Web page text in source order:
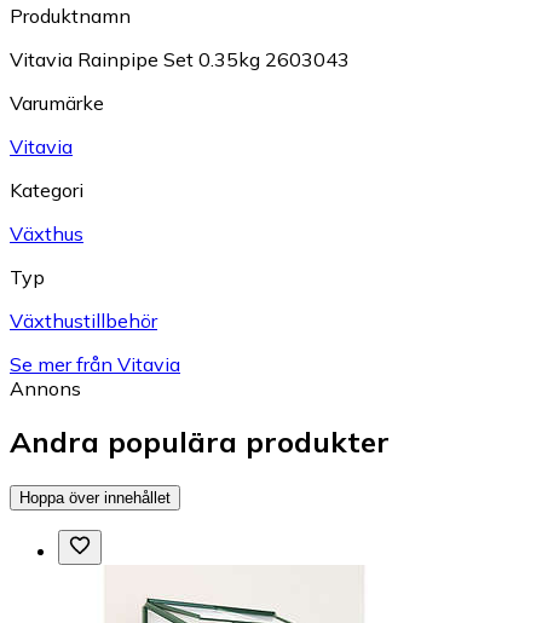
Produktnamn
Vitavia Rainpipe Set 0.35kg 2603043
Varumärke
Vitavia
Kategori
Växthus
Typ
Växthustillbehör
Se mer från Vitavia
Annons
Andra populära produkter
Hoppa över innehållet